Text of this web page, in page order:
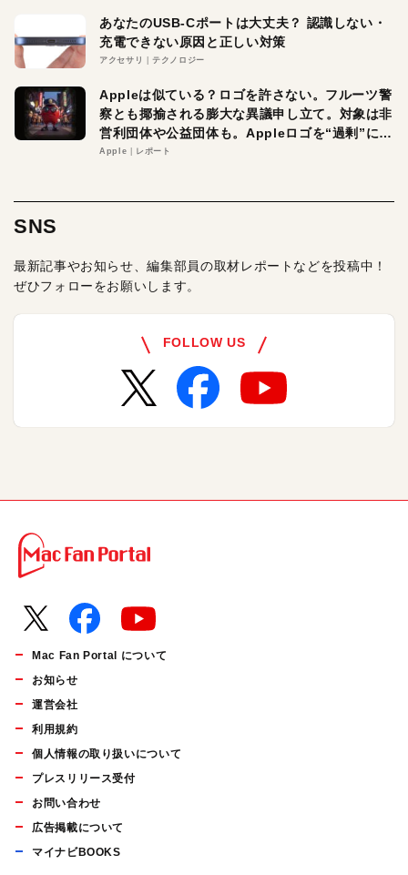
あなたのUSB-Cポートは大丈夫？ 認識しない・
充電できない原因と正しい対策
アクセサリ テクノロジー
Appleは似ている？ロゴを許さない。フルーツ警
察とも揶揄される膨大な異議申し立て。対象は非
営利団体や公益団体も。Appleロゴを“過剰”に守
る理由とは
Apple レポート
SNS
最新記事やお知らせ、編集部員の取材レポートなどを投稿中！
ぜひフォローをお願いします。
FOLLOW US
Mac Fan Portal について
お知らせ
運営会社
利用規約
個人情報の取り扱いについて
プレスリリース受付
お問い合わせ
広告掲載について
マイナビBOOKS